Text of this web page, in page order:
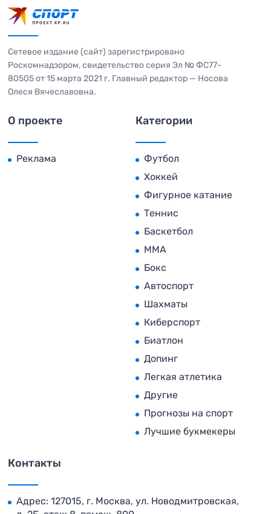
Сетевое издание (сайт) зарегистрировано
Роскомнадзором, свидетельство серия Эл № ФС77-
80505 от 15 марта 2021 г. Главный редактор — Носова
Олеся Вячеславовна.
О проекте
Реклама
Категории
Футбол
Хоккей
Фигурное катание
Теннис
Баскетбол
MMA
Бокс
Автоспорт
Шахматы
Киберспорт
Биатлон
Допинг
Легкая атлетика
Другие
Прогнозы на спорт
Лучшие букмекеры
Контакты
Адрес: 127015, г. Москва, ул. Новодмитровская,